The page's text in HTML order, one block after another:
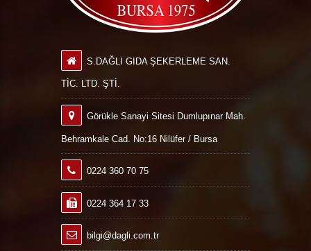
S.DAĞLI GIDA ŞEKERLEME SAN.
TİC. LTD. ŞTİ.
Görükle Sanayi Sitesi Dumlupınar Mah.
Behramkale Cad. No:16 Nilüfer / Bursa
0224 360 70 75
0224 364 17 33
bilgi@dagli.com.tr